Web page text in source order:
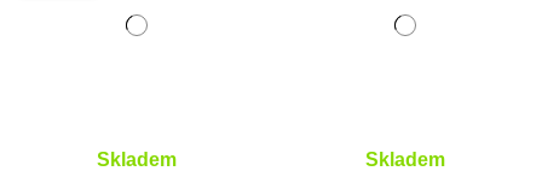
Skladem Skladem